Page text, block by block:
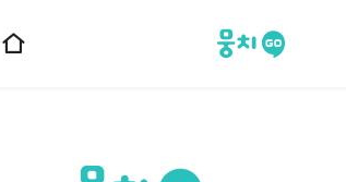
뭉치고
홈